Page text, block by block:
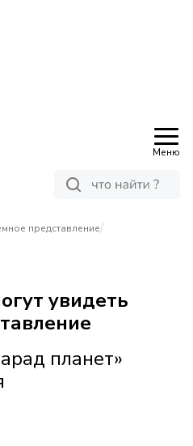
Меню
представление/
увидеть
планет»